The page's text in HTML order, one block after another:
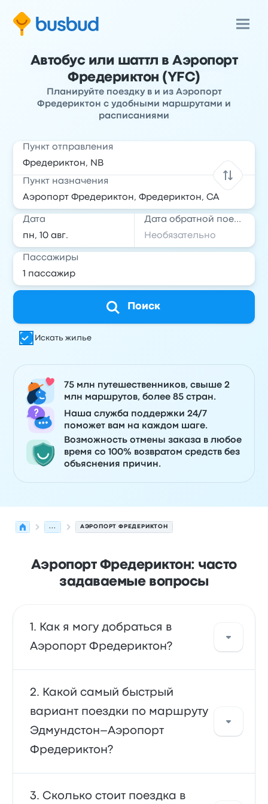
Автобус или шаттл в Аэропорт
Фредериктон (YFC)
Планируйте поездку в и из Аэропорт
Фредериктон с удобными маршрутами и
расписаниями
Пункт отправления
Пункт назначения
Дата Дата обратной поездки
Пассажиры
Поиск
Искать жилье
75 млн путешественников, свыше 2
млн маршрутов, более 85 стран.
Наша служба поддержки 24/7
поможет вам на каждом шаге.
Возможность отмены заказа в любое
время со 100% возвратом средств без
объяснения причин.
... АЭРОПОРТ ФРЕДЕРИКТОН
Аэропорт Фредериктон: часто
задаваемые вопросы
Как я могу добраться в
Аэропорт Фредериктон?
автобус — основной вид транспорта,
Кроме того, вы можете взять такси или
воспользоваться сервисом райдшеринга.
Какой самый быстрый
вариант поездки по маршруту
Эдмундстон–Аэропорт
Фредериктон?
автобус — самый быстрый способ попасть
Сколько стоит поездка в